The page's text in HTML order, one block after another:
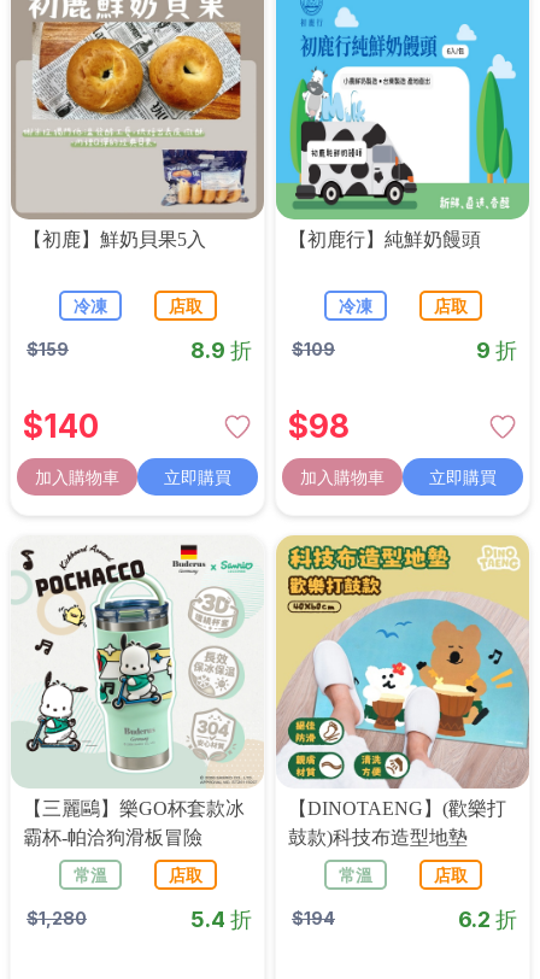
【初鹿】鮮奶貝果5入
冷凍 店取
$159 8.9 折
$140
加入購物車 立即購買
【初鹿行】純鮮奶饅頭
冷凍 店取
$109 9 折
$98
加入購物車 立即購買
【三麗鷗】樂GO杯套款冰
霸杯-帕洽狗滑板冒險
常溫
店取
$1,280 5.4 折
【DINOTAENG】(歡樂打
鼓款)科技布造型地墊
常溫
店取
$194 6.2 折